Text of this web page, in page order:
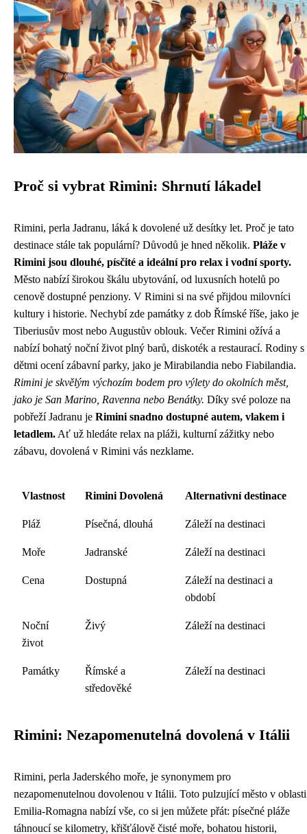
Proč si vybrat Rimini: Shrnutí lákadel
Rimini, perla Jadranu, láká k dovolené už desítky let. Proč je tato
destinace stále tak populární? Důvodů je hned několik. Pláže v
Rimini jsou dlouhé, písčité a ideální pro relax i vodní sporty.
Město nabízí širokou škálu ubytování, od luxusních hotelů po
cenově dostupné penziony. V Rimini si na své přijdou milovníci
kultury i historie. Nechybí zde památky z dob Římské říše, jako je
Tiberiusův most nebo Augustův oblouk. Večer Rimini ožívá a
nabízí bohatý noční život plný barů, diskoték a restaurací. Rodiny s
dětmi ocení zábavní parky, jako je Mirabilandia nebo Fiabilandia.
Rimini je skvělým výchozím bodem pro výlety do okolních měst,
jako je San Marino, Ravenna nebo Benátky. Díky své poloze na
pobřeží Jadranu je Rimini snadno dostupné autem, vlakem i
letadlem. Ať už hledáte relax na pláži, kulturní zážitky nebo
zábavu, dovolená v Rimini vás nezklame.
Vlastnost Rimini Dovolená Alternativní destinace
Pláž Písečná, dlouhá Záleží na destinaci
Moře Jadranské Záleží na destinaci
Cena Dostupná
Záleží na destinaci a
období
Noční
život
Živý Záleží na destinaci
Památky
Římské a
středověké
Záleží na destinaci
Rimini: Nezapomenutelná dovolená v Itálii
Rimini, perla Jaderského moře, je synonymem pro
nezapomenutelnou dovolenou v Itálii. Toto pulzující město v oblasti
Emilia-Romagna nabízí vše, co si jen můžete přát: písečné pláže
táhnoucí se kilometry, křišťálově čisté moře, bohatou historii,